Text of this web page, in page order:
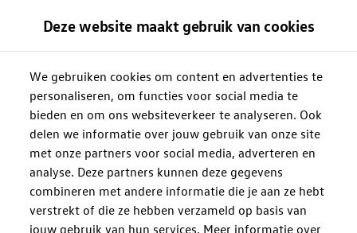
Deze website maakt gebruik van cookies
We gebruiken cookies om content en advertenties te
personaliseren, om functies voor social media te
bieden en om ons websiteverkeer te analyseren. Ook
delen we informatie over jouw gebruik van onze site
met onze partners voor social media, adverteren en
analyse. Deze partners kunnen deze gegevens
combineren met andere informatie die je aan ze hebt
verstrekt of die ze hebben verzameld op basis van
jouw gebruik van hun services. Meer informatie over